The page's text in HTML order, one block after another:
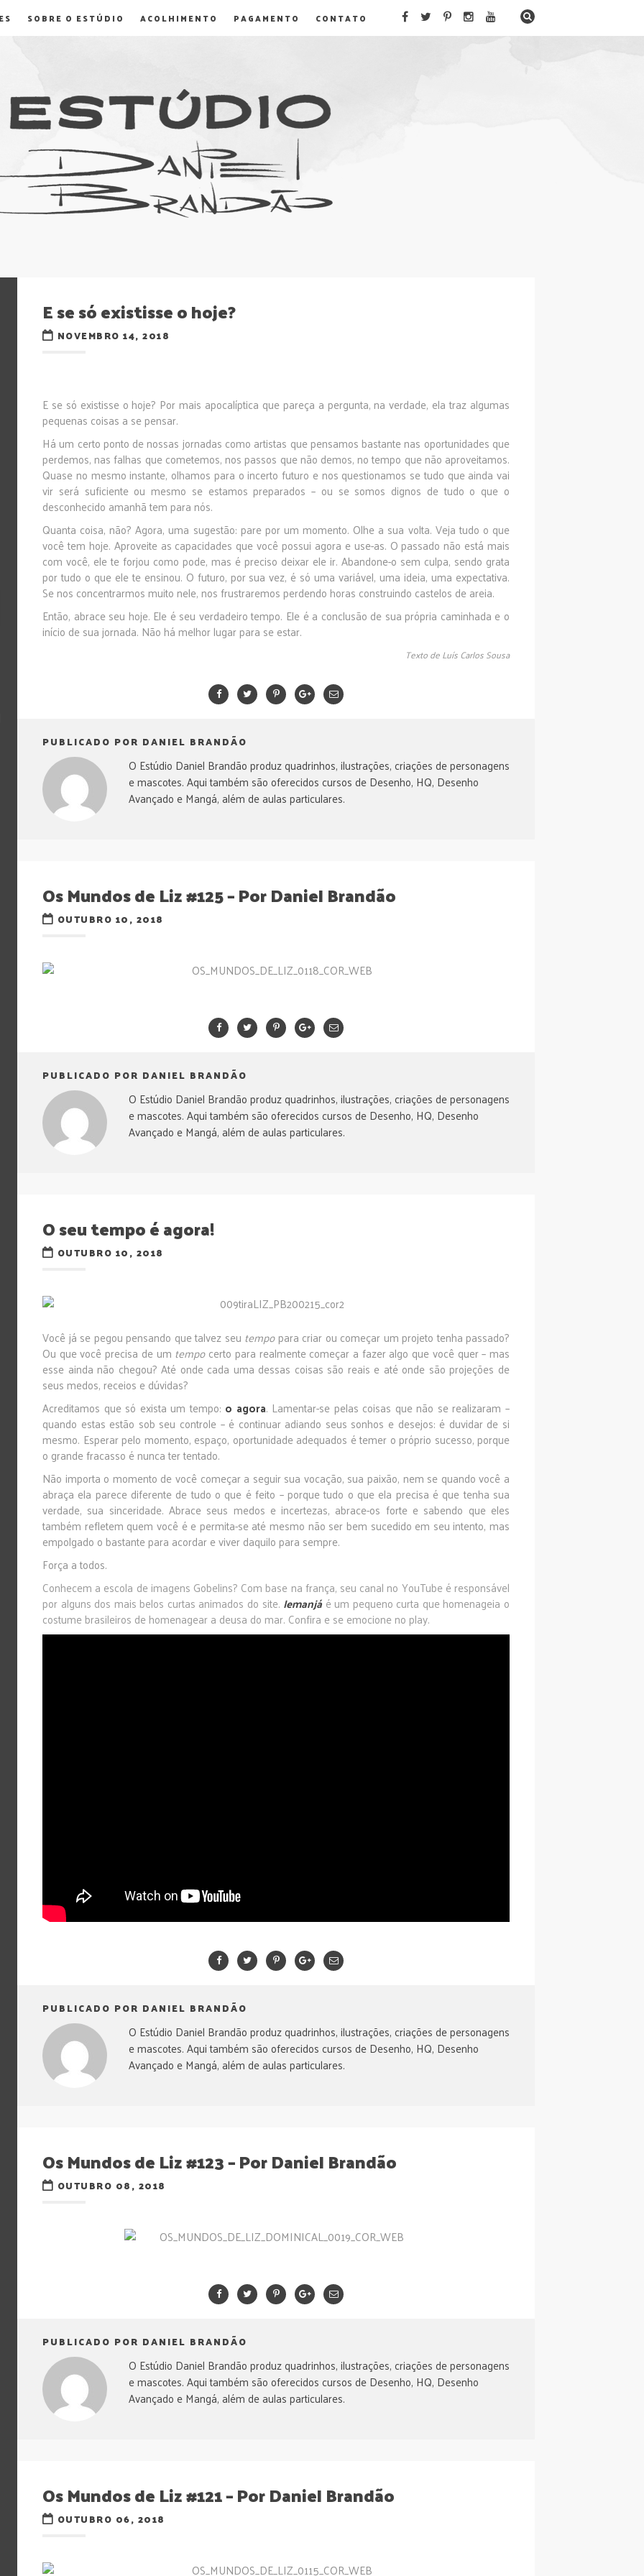
SOBRE O ESTÚDIO ACOLHIMENTO PAGAMENTO CONTATO
E se só existisse o hoje?
NOVEMBRO 14, 2018
E se só existisse o hoje? Por mais apocalíptica que pareça a pergunta, na verdade, ela traz algumas
pequenas coisas a se pensar.
Há um certo ponto de nossas jornadas como artistas que pensamos bastante nas oportunidades que
perdemos, nas falhas que cometemos, nos passos que não demos, no tempo que não aproveitamos.
Quase no mesmo instante, olhamos para o incerto futuro e nos questionamos se tudo que ainda vai
vir será suficiente ou mesmo se estamos preparados – ou se somos dignos de tudo o que o
desconhecido amanhã tem para nós.
Quanta coisa, não? Agora, uma sugestão: pare por um momento. Olhe a sua volta. Veja tudo o que
você tem hoje. Aproveite as capacidades que você possui agora e use-as. O passado não está mais
com você, ele te forjou como pode, mas é preciso deixar ele ir. Abandone-o sem culpa, sendo grata
por tudo o que ele te ensinou. O futuro, por sua vez, é só uma variável, uma ideia, uma expectativa.
Se nos concentrarmos muito nele, nos frustraremos perdendo horas construindo castelos de areia.
Então, abrace seu hoje. Ele é seu verdadeiro tempo. Ele é a conclusão de sua própria caminhada e o
início de sua jornada. Não há melhor lugar para se estar.
Texto de Luís Carlos Sousa
PUBLICADO POR DANIEL BRANDÃO
O Estúdio Daniel Brandão produz quadrinhos, ilustrações, criações de personagens
e mascotes. Aqui também são oferecidos cursos de Desenho, HQ, Desenho
Avançado e Mangá, além de aulas particulares.
Os Mundos de Liz #125 – Por Daniel Brandão
OUTUBRO 10, 2018
PUBLICADO POR DANIEL BRANDÃO
O Estúdio Daniel Brandão produz quadrinhos, ilustrações, criações de personagens
e mascotes. Aqui também são oferecidos cursos de Desenho, HQ, Desenho
Avançado e Mangá, além de aulas particulares.
O seu tempo é agora!
OUTUBRO 10, 2018
Você já se pegou pensando que talvez seu tempopara criar ou começar um projeto tenha passado?
Ou que você precisa de um tempocerto para realmente começar a fazer algo que você quer – mas
esse ainda não chegou? Até onde cada uma dessas coisas são reais e até onde são projeções de
seus medos, receios e dúvidas?
Acreditamos que só exista um tempo: o agora. Lamentar-se pelas coisas que não se realizaram –
quando estas estão sob seu controle – é continuar adiando seus sonhos e desejos: é duvidar de si
mesmo. Esperar pelo momento, espaço, oportunidade adequados é temer o próprio sucesso, porque
o grande fracasso é nunca ter tentado.
Não importa o momento de você começar a seguir sua vocação, sua paixão, nem se quando você a
abraça ela parece diferente de tudo o que é feito – porque tudo o que ela precisa é que tenha sua
verdade, sua sinceridade. Abrace seus medos e incertezas, abrace-os forte e sabendo que eles
também refletem quem você é e permita-se até mesmo não ser bem sucedido em seu intento, mas
empolgado o bastante para acordar e viver daquilo para sempre.
Força a todos.
Conhecem a escola de imagens Gobelins? Com base na frança, seu canal no YouTube é responsável
por alguns dos mais belos curtas animados do site. Iemanjá é um pequeno curta que homenageia o
costume brasileiros de homenagear a deusa do mar. Confira e se emocione no play.
PUBLICADO POR DANIEL BRANDÃO
O Estúdio Daniel Brandão produz quadrinhos, ilustrações, criações de personagens
e mascotes. Aqui também são oferecidos cursos de Desenho, HQ, Desenho
Avançado e Mangá, além de aulas particulares.
Os Mundos de Liz #123 – Por Daniel Brandão
OUTUBRO 08, 2018
PUBLICADO POR DANIEL BRANDÃO
O Estúdio Daniel Brandão produz quadrinhos, ilustrações, criações de personagens
e mascotes. Aqui também são oferecidos cursos de Desenho, HQ, Desenho
Avançado e Mangá, além de aulas particulares.
Os Mundos de Liz #121 – Por Daniel Brandão
OUTUBRO 06, 2018